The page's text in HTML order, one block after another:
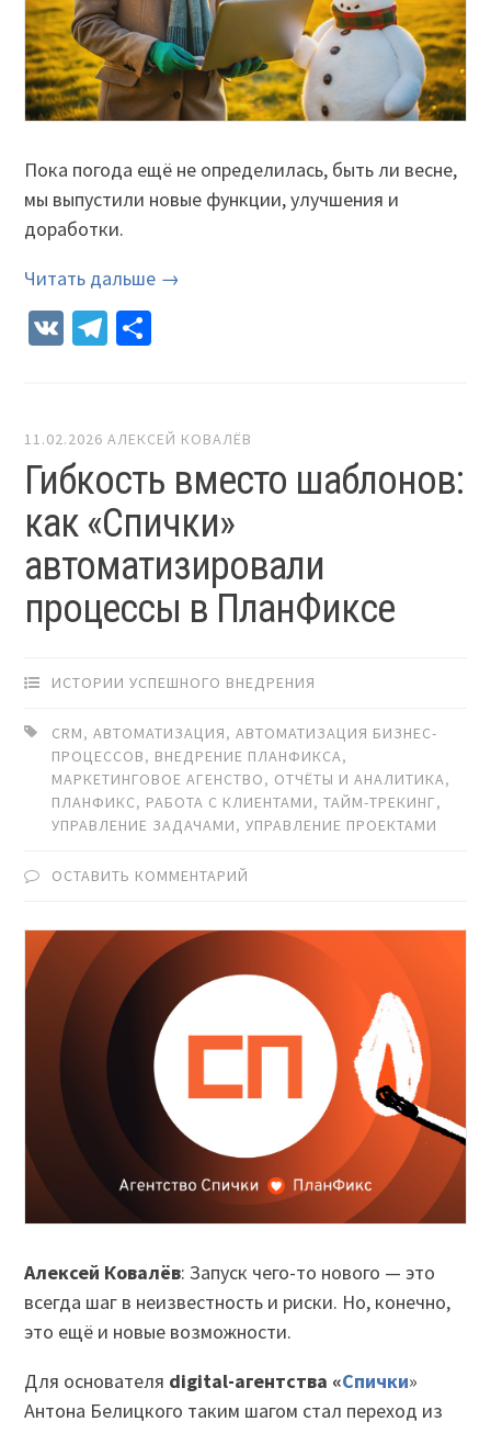
Пока погода ещё не определилась, быть ли весне,
мы выпустили новые функции, улучшения и
доработки.
Читать дальше →
VK Telegram
11.02.2026 АЛЕКСЕЙ КОВАЛЁВ
Гибкость вместо шаблонов:
как «Спички»
автоматизировали
процессы в ПланФиксе
ИСТОРИИ УСПЕШНОГО ВНЕДРЕНИЯ
CRM,АВТОМАТИЗАЦИЯ,АВТОМАТИЗАЦИЯ БИЗНЕС-
ПРОЦЕССОВ, ВНЕДРЕНИЕ ПЛАНФИКСА,
МАРКЕТИНГОВОЕ АГЕНСТВО, ОТЧЁТЫ И АНАЛИТИКА,
ПЛАНФИКС, РАБОТА С КЛИЕНТАМИ,ТАЙМ-ТРЕКИНГ,
УПРАВЛЕНИЕ ЗАДАЧАМИ,УПРАВЛЕНИЕ ПРОЕКТАМИ
ОСТАВИТЬ КОММЕНТАРИЙ
Алексей Ковалёв: Запуск чего-то нового — это
всегда шаг в неизвестность и риски. Но, конечно,
это ещё и новые возможности.
Для основателя digital-агентства «Спички»
Антона Белицкого таким шагом стал переход из